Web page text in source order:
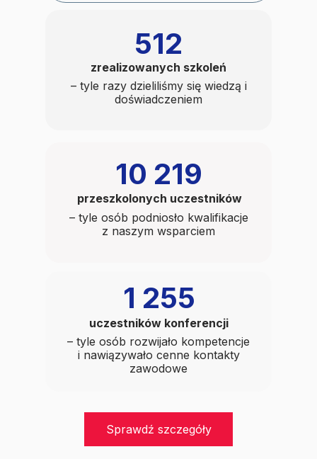
– tyle razy dzieliliśmy się wiedzą i
doświadczeniem
zrealizowanych szkoleń
512
– tyle osób podniosło kwalifikacje
z naszym wsparciem
przeszkolonych uczestników
10 219
– tyle osób rozwijało kompetencje
i nawiązywało cenne kontakty
zawodowe
uczestników konferencji
1 255
Sprawdź szczegóły